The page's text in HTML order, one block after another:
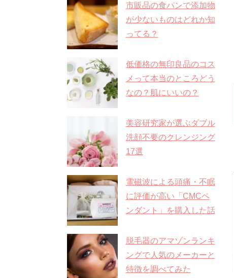
市販品の食パンで添加物
が少ないものはどれか知
ってる？
低価格の無印良品のコス
メって本当のところどう
なの？肌にいいの？
美容研究家が選ぶダブル
洗顔不要のクレンジング
17選
電磁波による頭痛・不眠
に評価が高い「CMCペ
ンダント」を購入した話
脱毛器のアマゾンランキ
ングで人気のメーカーと
特徴を調べてみた